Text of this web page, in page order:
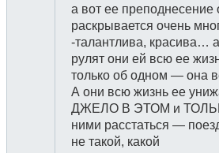
а вот ее преподнесение
раскрывается очень
-талантлива, красива…
рулят они ей всю ее
только об одном — она
А они всю жизнь ее
ДЖЕЛО В ЭТОМ и
ними расстаться —
не такой, какой